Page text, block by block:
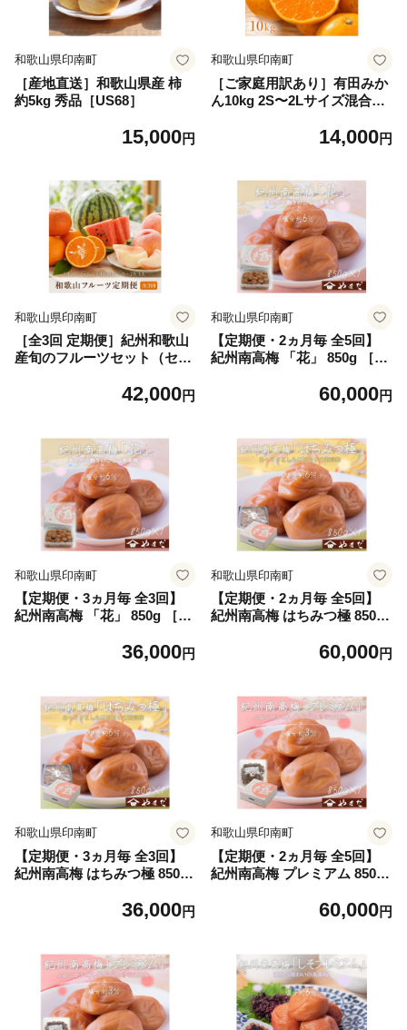
和歌山県印南町
［産地直送］和歌山県産 柿
約5kg 秀品［US68］
15,000円
和歌山県印南町
［ご家庭用訳あり］有田みか
ん10kg 2S〜2Lサイズ混合
14,000円
和歌山県印南町
［全3回 定期便］紀州和歌山
産旬のフルーツセット（セミ
42,000円
和歌山県印南町
【定期便・2ヵ月毎 全5回】
紀州南高梅 「花」 850g ［Y
60,000円
和歌山県印南町
【定期便・3ヵ月毎 全3回】
紀州南高梅 「花」 850g ［Y
36,000円
和歌山県印南町
【定期便・2ヵ月毎 全5回】
紀州南高梅 はちみつ極 850g
60,000円
和歌山県印南町
【定期便・3ヵ月毎 全3回】
紀州南高梅 はちみつ極 850g
36,000円
和歌山県印南町
【定期便・2ヵ月毎 全5回】
紀州南高梅 プレミアム 850g
60,000円